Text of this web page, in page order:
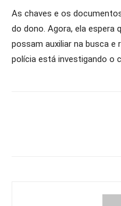
As chaves e os
do dono. Agora, ela espera
possam auxiliar na busca e
polícia está investigando o